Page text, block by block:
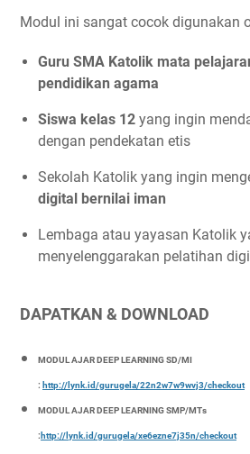
Modul ini sangat cocok digunakan
Guru SMA Katolik mata
pendidikan agama
Siswa kelas 12 yang ingin
dengan pendekatan etis
Sekolah Katolik yang ingin
digital bernilai iman
Lembaga atau yayasan Katolik
menyelenggarakan pelatihan
DAPATKAN & DOWNLOAD
MODUL AJAR DEEP LEARNING SD/MI
: http://lynk.id/gurugela/22n2w7w9wvj3/checkout
MODUL AJAR DEEP LEARNING SMP/MTs
: http://lynk.id/gurugela/xe6ezne7j35n/checkout